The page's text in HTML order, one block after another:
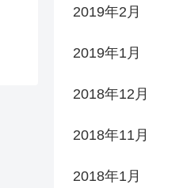
2019年2月
2019年1月
2018年12月
2018年11月
2018年1月